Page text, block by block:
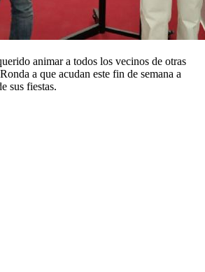
animar a todos los vecinos de otras
a que acudan este fin de semana a
sus fiestas.